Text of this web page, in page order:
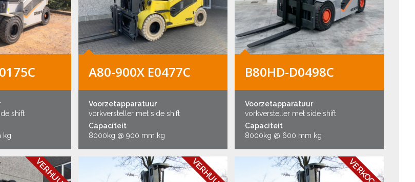
shift
kg
A80-900X E0477C
Voorzetapparatuur
vorkversteller met side shift
Capaciteit
8000kg @ 900 mm kg
B80HD-D0498C
Voorzetapparatuur
vorkversteller met side shift
Capaciteit
8000kg @ 600 mm kg